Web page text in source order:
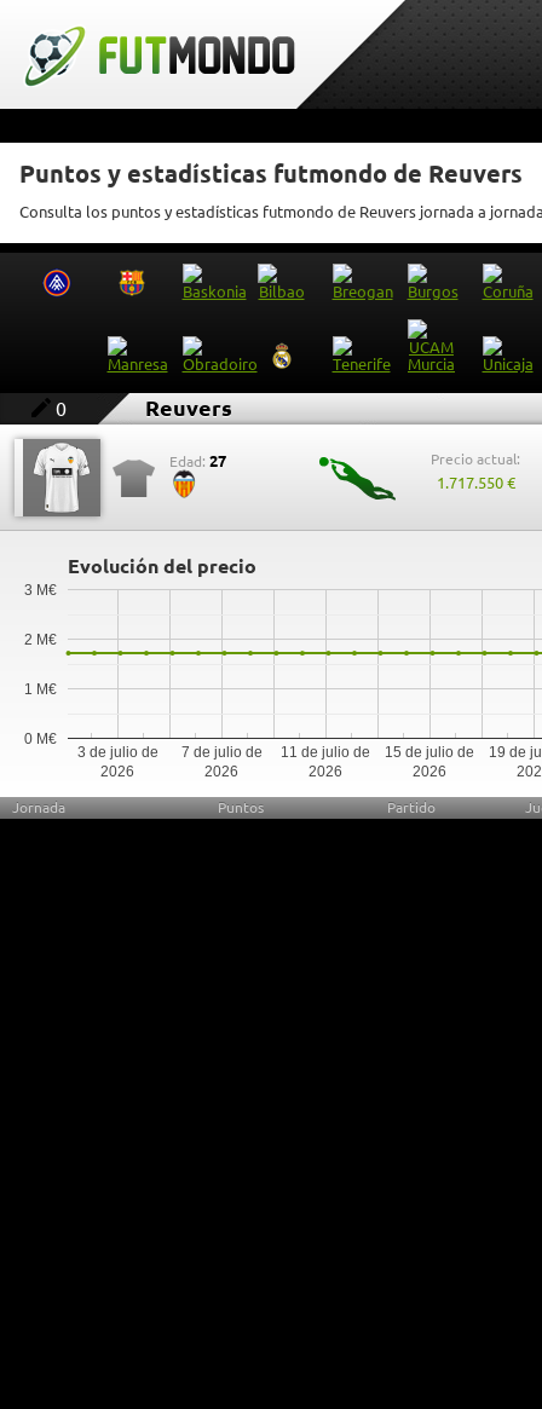
Puntos y estadísticas futmondo de Reuvers
Consulta los puntos y estadísticas futmondo de Reuvers jornada a
0 Reuvers
Edad: 27 Precio actual:
1.717.550 €
Evolución del precio
3 de julio de
2026
7 de julio de
2026
11 de julio de
2026
15 de julio de
2026
19 de
0 M€
1 M€
2 M€
3 M€
Jornada Puntos Partido